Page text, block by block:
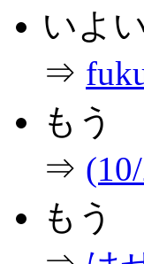
いよ
⇒
もう
⇒
もう